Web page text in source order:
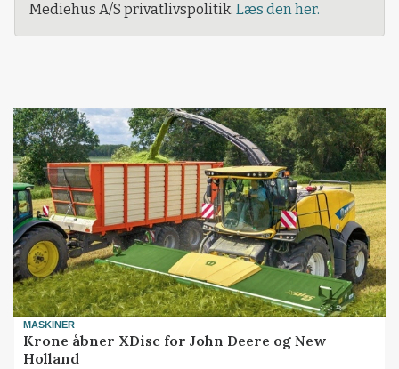
Mediehus A/S privatlivspolitik. Læs den her.
MASKINER
Krone åbner XDisc for John Deere og New
Holland